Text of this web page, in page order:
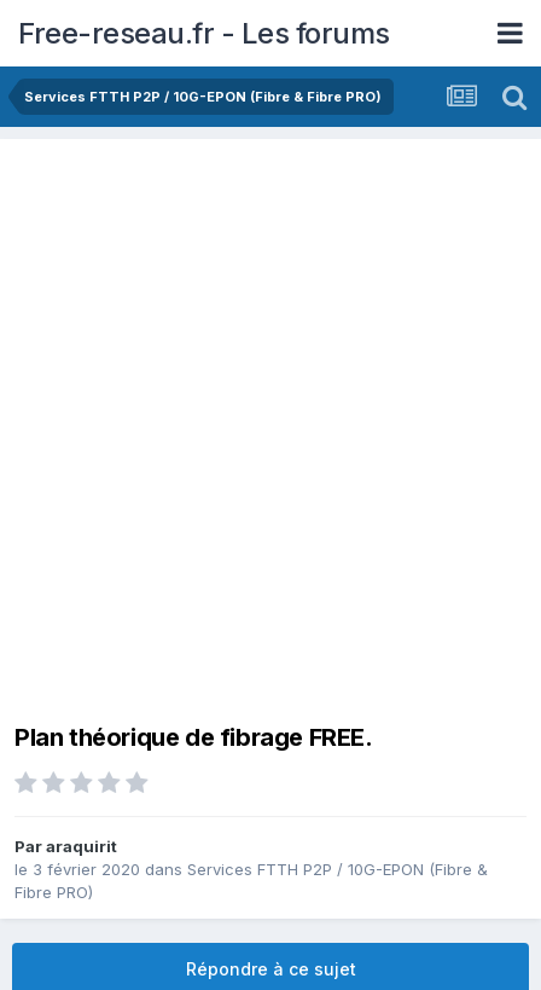
Free-reseau.fr - Les forums
Services FTTH P2P / 10G-EPON (Fibre & Fibre PRO)
Plan théorique de fibrage FREE.
Pararaquirit
le 3 février 2020 dans Services FTTH P2P / 10G-EPON (Fibre &
Fibre PRO)
Répondre à ce sujet